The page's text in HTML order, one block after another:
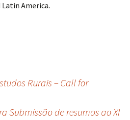
America.
Rurais – Call for
Submissão de resumos ao XI